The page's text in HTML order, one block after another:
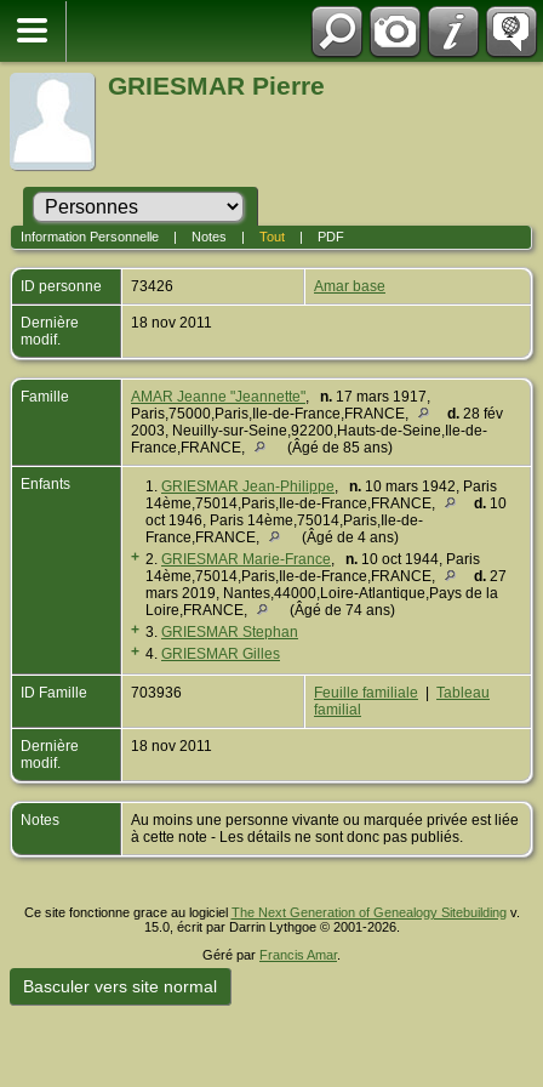
GRIESMAR Pierre
Information Personnelle| Notes Tout| PDF
ID personne 73426 Amar base
Dernière
modif.
18 nov 2011
Famille AMAR Jeanne "Jeannette", n. 17 mars 1917,
Paris,75000,Paris,Ile-de-France,FRANCE,
d. 28 fév
2003, Neuilly-sur-Seine,92200,Hauts-de-Seine,Ile-de-
France,FRANCE,
(Âgé de 85 ans)
Enfants 1. GRIESMAR Jean-Philippe, n. 10 mars 1942, Paris
14ème,75014,Paris,Ile-de-France,FRANCE,
d. 10
oct 1946, Paris 14ème,75014,Paris,Ile-de-
France,FRANCE,
(Âgé de 4 ans)
+ 2. GRIESMAR Marie-France, n. 10 oct 1944, Paris
14ème,75014,Paris,Ile-de-France,FRANCE,
d. 27
mars 2019, Nantes,44000,Loire-Atlantique,Pays de la
Loire,FRANCE,
(Âgé de 74 ans)
+ 3. GRIESMAR Stephan
+ 4. GRIESMAR Gilles
ID Famille 703936 Feuille familiale
Tableau
familial
Dernière
modif.
18 nov 2011
Notes
Au moins une personne vivante ou marquée privée est liée
à cette note - Les détails ne sont donc pas publiés.
Ce site fonctionne grace au logiciel The Next Generation of Genealogy Sitebuildingv.
15.0, écrit par Darrin Lythgoe © 2001-2026.
Géré par Francis Amar.
Basculer vers site normal